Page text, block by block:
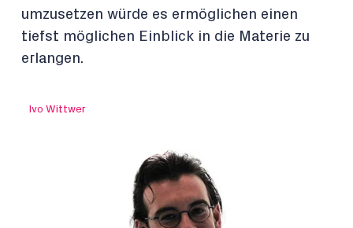
umzusetzen würde es ermöglichen einen
tiefst möglichen Einblick in die Materie zu
erlangen.
Ivo Wittwer